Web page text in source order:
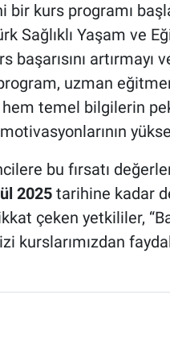
bir kurs programı
Sağlıklı Yaşam ve
artırmayı
uzman
temel bilgilerin
bu fırsatı
2025tarihine kadar
çeken yetkililer,
kurslarımızdan